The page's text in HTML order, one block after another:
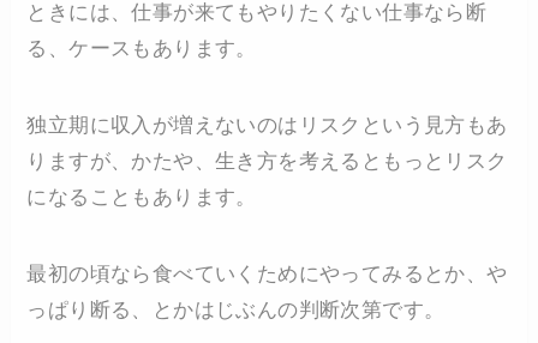
ときには、仕事が来てもやりたくない仕事なら断
る、ケースもあります。
独立期に収入が増えないのはリスクという見方もあ
りますが、かたや、生き方を考えるともっとリスク
になることもあります。
最初の頃なら食べていくためにやってみるとか、や
っぱり断る、とかはじぶんの判断次第です。